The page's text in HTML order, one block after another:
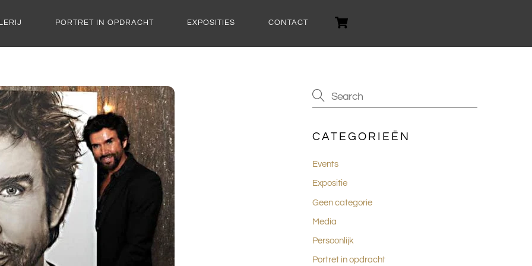
PORTRET IN OPDRACHT EXPOSITIES CONTACT
CATEGORIEËN
Events
Expositie
Geen categorie
Media
Persoonlijk
Portret in opdracht